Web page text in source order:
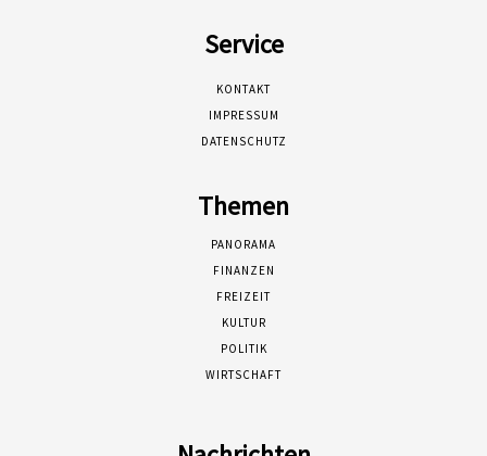
Service
KONTAKT
IMPRESSUM
DATENSCHUTZ
Themen
PANORAMA
FINANZEN
FREIZEIT
KULTUR
POLITIK
WIRTSCHAFT